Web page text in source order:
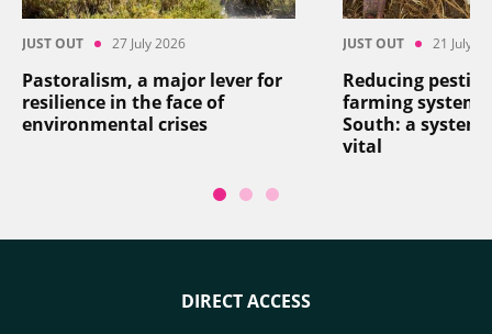
JUST OUT 27 July 2026
Pastoralism, a major lever for
resilience in the face of
environmental crises
JUST OUT 21 July
Reducing
farming
South: a
vital
DIRECT ACCESS